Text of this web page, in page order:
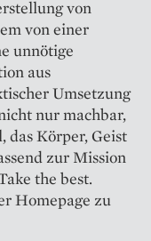
von
von einer
unnötige
aus
Umsetzung
nur machbar,
das Körper, Geist
zur Mission
the best.
Homepage zu